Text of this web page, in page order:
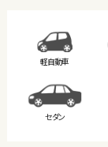
軽自動車
セダン